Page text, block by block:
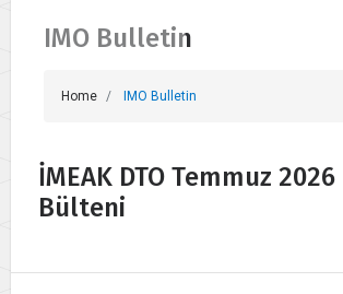
IMO Bulletin
Home IMO Bulletin
İMEAK DTO Temmuz 2026
Bülteni